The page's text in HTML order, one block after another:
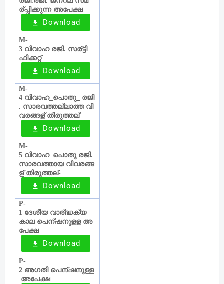
ര്പ്പിക്കുന്ന അപേക്ഷ
Download
M-
3 വിവാഹ രജി. സര്ട്ടി
ഫിക്കറ്റ്
Download
M-
4 വിവാഹ_ പൊതു രജി
. സാരവത്തല്ലാത്ത വി
വരങ്ങള്‍‌തിരുത്തല്
Download
M-
5 വിവാഹ_ പൊതു രജി.
സാരവത്തായ വിവരങ്ങ
ള്‍‌തിരുത്തല്‍-
Download
P-
1 ദേശീയ വാര്ദ്ധക്യ
കാല പെന്ഷനുളള അ
പേക്ഷ
Download
P-
2 അഗതി പെന്ഷനുള്ള
അപേക്ഷ